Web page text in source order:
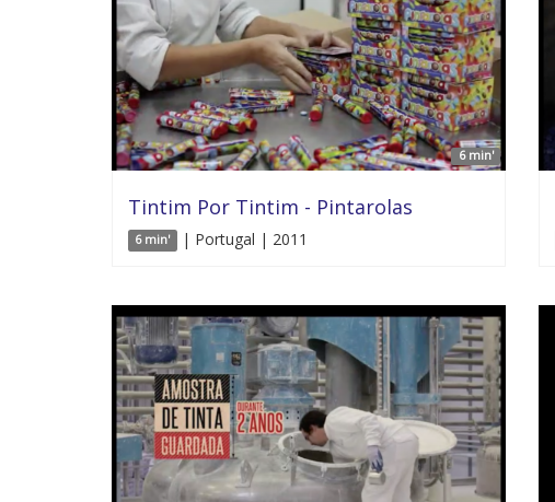
6 min'
Tintim Por Tintim - Pintarolas
6 min' | Portugal | 2011